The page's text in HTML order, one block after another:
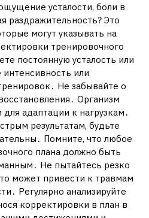
усталости, боли в
раздражительность? Это
могут указывать на
тренировочного
постоянную усталость или
интенсивность или
Не забывайте о
Организм
адаптации к нагрузкам․
результатам, будьте
Помните, что любое
плана должно быть
Не пытайтесь резко
может привести к травмам
Регулярно анализируйте
корректировки в план в